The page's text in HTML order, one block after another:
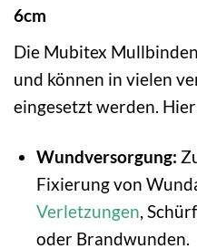
6cm
Die Mubitex
und können in vielen
eingesetzt werden.
Wundversorgung:
Fixierung von
Verletzungen,
oder Brandwunden.